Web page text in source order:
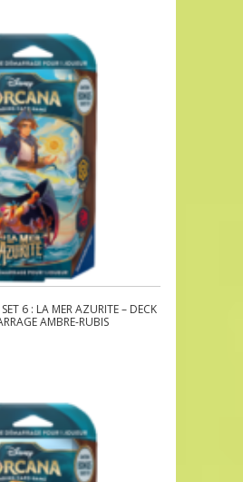
6 : LA MER AZURITE – DECK
AMBRE-RUBIS